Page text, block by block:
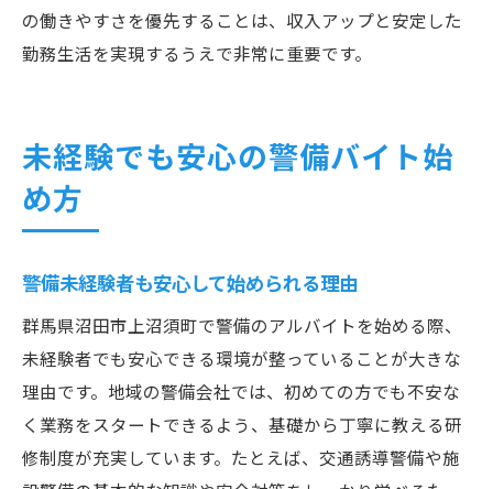
の働きやすさを優先することは、収入アップと安定した
勤務生活を実現するうえで非常に重要です。
未経験でも安心の警備バイト始
め方
警備未経験者も安心して始められる理由
群馬県沼田市上沼須町で警備のアルバイトを始める際、
未経験者でも安心できる環境が整っていることが大きな
理由です。地域の警備会社では、初めての方でも不安な
く業務をスタートできるよう、基礎から丁寧に教える研
修制度が充実しています。たとえば、交通誘導警備や施